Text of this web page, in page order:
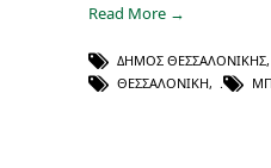
Read More →
ΔΉΜΟΣ ΘΕΣΣΑΛΟΝΊΚΗΣ,
ΘΕΣΣΑΛΟΝΊΚΗ,